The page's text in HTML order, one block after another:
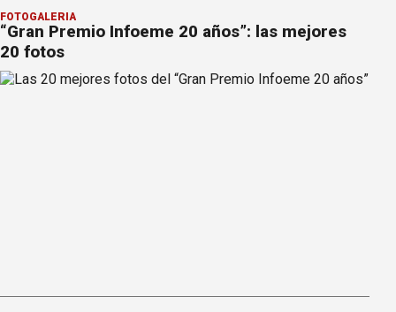
FOTOGALERÍA
“Gran Premio Infoeme 20 años”: las mejores
20 fotos